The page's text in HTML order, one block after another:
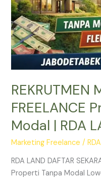
REKRUTMEN
FREELANCE
Modal | RDA
Marketing Freelance /
RDA LAND DAFTAR
Properti Tanpa Modal